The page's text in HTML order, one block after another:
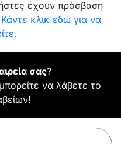
έχουν πρόσβαση
Κάντε κλικ εδώ για να
σας?
να λάβετε το